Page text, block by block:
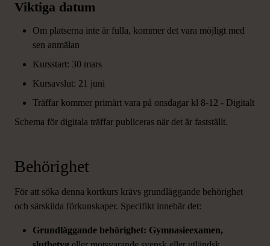
Viktiga datum
Om platserna inte är fulla, kommer det vara möjligt med
sen anmälan
Kursstart: 30 mars
Kursavslut: 21 juni
Träffar kommer primärt vara på onsdagar kl 8-12 - Digitalt
Schema för digitala träffar publiceras när det är fastställt.
Behörighet
För att söka denna kortkurs krävs grundläggande behörighet
och särskilda förkunskaper. Specifikt innebär det:
Grundläggande behörighet: Gymnasieexamen,